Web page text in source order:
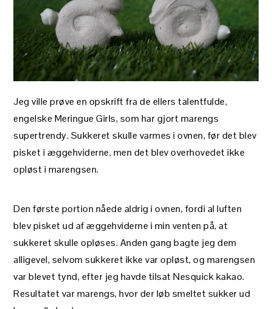
Jeg ville prøve en opskrift fra de ellers talentfulde,
engelske Meringue Girls, som har gjort marengs
supertrendy. Sukkeret skulle varmes i ovnen, før det blev
pisket i æggehviderne, men det blev overhovedet ikke
opløst i marengsen.
Den første portion nåede aldrig i ovnen, fordi al luften
blev pisket ud af æggehviderne i min venten på, at
sukkeret skulle opløses. Anden gang bagte jeg dem
alligevel, selvom sukkeret ikke var opløst, og marengsen
var blevet tynd, efter jeg havde tilsat Nesquick kakao.
Resultatet var marengs, hvor der løb smeltet sukker ud